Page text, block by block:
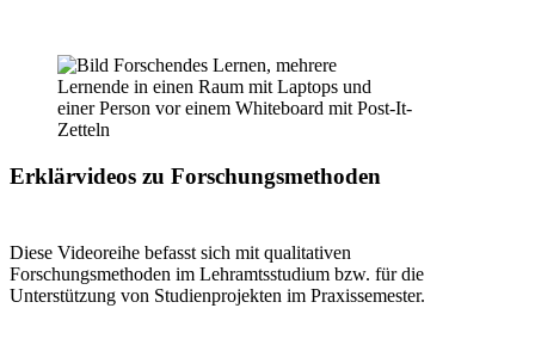
Erklärvideos zu Forschungsmethoden
Diese Videoreihe befasst sich mit qualitativen
Forschungsmethoden im Lehramtsstudium bzw. für die
Unterstützung von Studienprojekten im Praxissemester.